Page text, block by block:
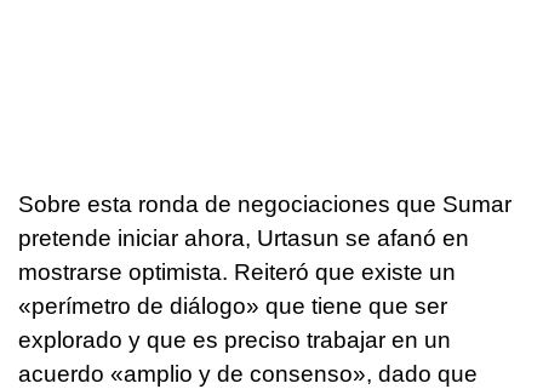
Sobre esta ronda de negociaciones que Sumar
pretende iniciar ahora, Urtasun se afanó en
mostrarse optimista. Reiteró que existe un
«perímetro de diálogo» que tiene que ser
explorado y que es preciso trabajar en un
acuerdo «amplio y de consenso», dado que